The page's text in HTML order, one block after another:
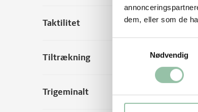
dem, eller som de
Nødvendig
Taktilitet
Tiltrækning
Trigeminalt